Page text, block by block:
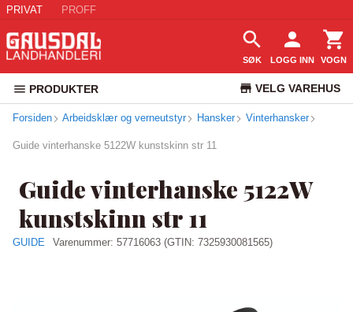
PRIVAT PROFF
SØK LOGG INN VOGN
PRODUKTER VELG VAREHUS
KUNDESERVICE
Forsiden Arbeidsklær og verneutstyr Hansker Vinterhansker
Guide vinterhanske 5122W kunstskinn str 11
Guide vinterhanske 5122W
kunstskinn str 11
GUIDE Varenummer: 57716063 (GTIN: 7325930081565)